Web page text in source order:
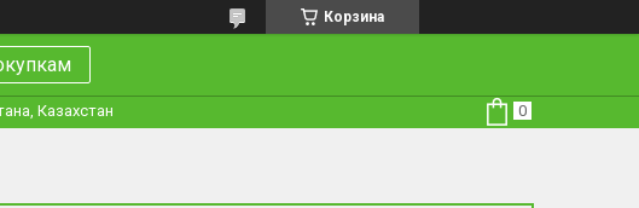
Корзина
Казахстан